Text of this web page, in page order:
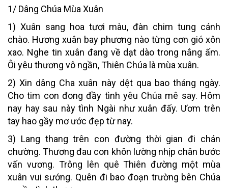
1/ Dâng Chúa Mùa Xuân
1) Xuân sang hoa tươi màu, đàn chim tung cánh
chào. Hương xuân bay phương nào từng cơn gió xôn
xao. Nghe tin xuân đang về dạt dào trong nắng ấm.
Ôi yêu thương vô ngần, Thiên Chúa là mùa xuân.
2) Xin dâng Cha xuân này dệt qua bao tháng ngày.
Cho tim con đong đầy tình yêu Chúa mê say. Hôm
nay hay sau này tình Ngài như xuân đấy. Ươm trên
tay hao gầy mơ ước đẹp từ nay.
3) Lang thang trên con đường thời gian đi chán
chường. Thương đau con khôn lường nhịp chân bước
vấn vương. Trông lên quê Thiên đường một mùa
xuân vui sướng. Quên đi bao đoạn trường bên Chúa